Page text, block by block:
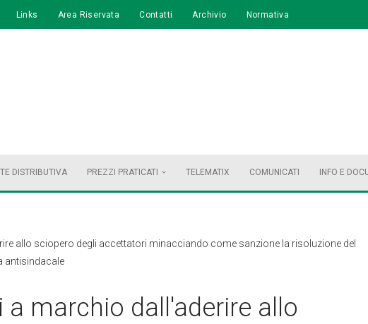
Links Area Riservata Contatti Archivio Normativa
DISTRIBUTIVA PREZZI PRATICATI TELEMATIX COMUNICATI INFO E
allo sciopero degli accettatori minacciando come sanzione la risoluzione del
antisindacale
a marchio dall'aderire allo